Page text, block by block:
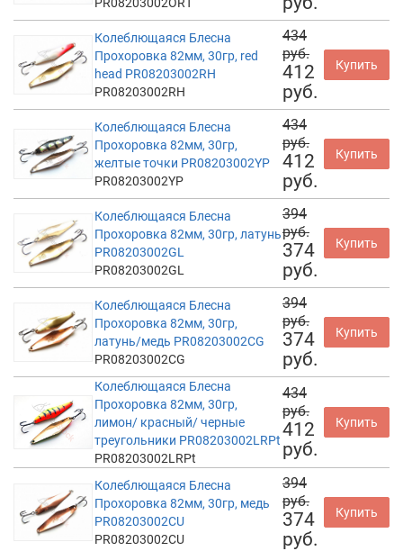
Колеблющаяся Блесна
Прохоровка 82мм, 30гр, red
head PR08203002RH
PR08203002RH
434
руб.
412
руб.
Купить
Колеблющаяся Блесна
Прохоровка 82мм, 30гр,
желтые точки PR08203002YP
PR08203002YP
434
руб.
412
руб.
Купить
Колеблющаяся Блесна
Прохоровка 82мм, 30гр, латунь
PR08203002GL
PR08203002GL
394
руб.
374
руб.
Купить
Колеблющаяся Блесна
Прохоровка 82мм, 30гр,
латунь/медь PR08203002CG
PR08203002CG
394
руб.
374
руб.
Купить
Колеблющаяся Блесна
Прохоровка 82мм, 30гр,
лимон/ красный/ черные
треугольники PR08203002LRPt
PR08203002LRPt
434
руб.
412
руб.
Купить
Колеблющаяся Блесна
Прохоровка 82мм, 30гр, медь
PR08203002CU
PR08203002CU
394
руб.
374
руб.
Купить